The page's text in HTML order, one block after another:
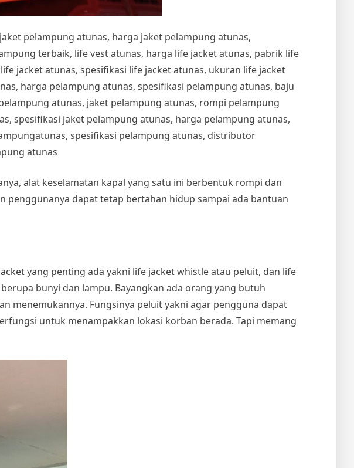
pelampung atunas, harga jaket pelampung atunas,
terbaik, life vest atunas, harga life jacket atunas, pabrik life
jacket atunas, spesifikasi life jacket atunas, ukuran life jacket
harga pelampung atunas, spesifikasi pelampung atunas, baju
atunas, jaket pelampung atunas, rompi pelampung
spesifikasi jaket pelampung atunas, harga pelampung atunas,
spesifikasi pelampung atunas, distributor
atunas
alat keselamatan kapal yang satu ini berbentuk rompi dan
dapat tetap bertahan hidup sampai ada bantuan
yang penting ada yakni life jacket whistle atau peluit, dan life
bunyi dan lampu. Bayangkan ada orang yang butuh
menemukannya. Fungsinya peluit yakni agar pengguna dapat
untuk menampakkan lokasi korban berada. Tapi memang